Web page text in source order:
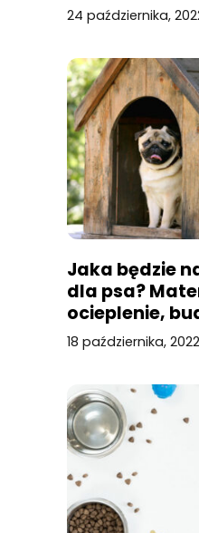
24 października,
Jaka będzie
dla psa?
ocieplenie,
18 października, 2022